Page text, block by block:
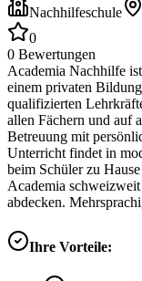
Nachhilfeschule
0
0 Bewertungen
Academia Nachhilfe
einem privaten
qualifizierten
allen Fächern und auf
Betreuung mit
Unterricht findet in
beim Schüler zu
Academia
abdecken.
Ihre Vorteile: